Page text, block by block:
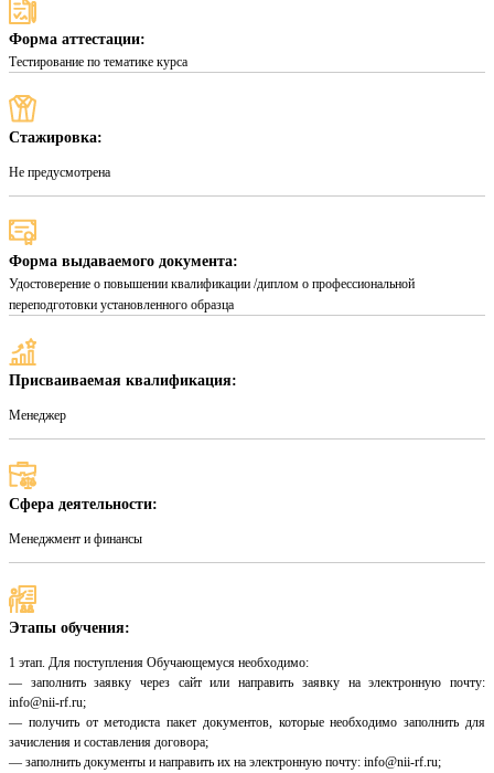
Форма аттестации:
Тестирование по тематике курса
Стажировка:
Не предусмотрена
Форма выдаваемого документа:
Удостоверение о повышении квалификации /диплом о профессиональной
переподготовки установленного образца
Присваиваемая квалификация:
Менеджер
Сфера деятельности:
Менеджмент и финансы
Этапы обучения:
1 этап. Для поступления Обучающемуся необходимо:
— заполнить заявку через сайт или направить заявку на электронную почту:
info@nii-rf.ru;
— получить от методиста пакет документов, которые необходимо заполнить для
зачисления и составления договора;
— заполнить документы и направить их на электронную почту: info@nii-rf.ru;